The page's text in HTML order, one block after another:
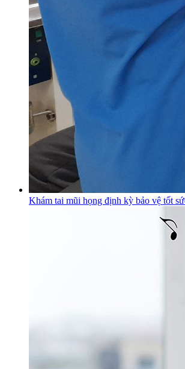
Khám tai mũi họng định kỳ bảo vệ tốt